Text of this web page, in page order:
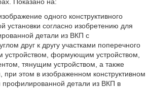
одного конструктивного
установки согласно изобретению для
детали из ВКП с
друг к другу участками поперечного
устройством, формующим устройством,
тянущим устройством, а также
при этом в изображенном конструктивном
профилированной детали из ВКП в